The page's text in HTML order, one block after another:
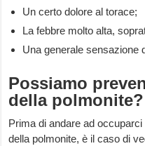
Un certo dolore al torace;
La febbre molto alta,
Una generale sensazione
Possiamo
della polmonite?
Prima di andare ad
della polmonite, è il caso di